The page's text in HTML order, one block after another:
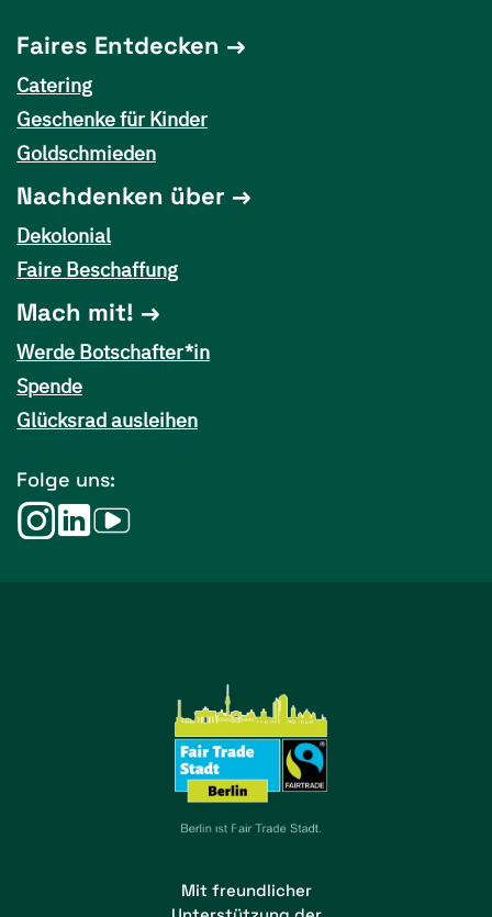
Faires Entdecken
Catering
Geschenke für Kinder
Goldschmieden
Nachdenken über
Dekolonial
Faire Beschaffung
Mach mit!
Werde Botschafter*in
Spende
Glücksrad ausleihen
Folge uns:
Mit freundlicher